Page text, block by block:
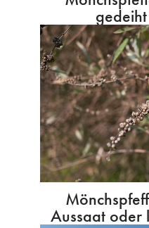
Aussaat oder